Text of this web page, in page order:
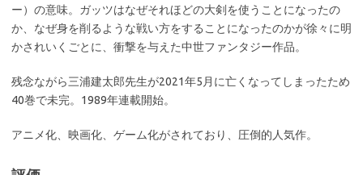
ー）の意味。ガッツはなぜそれほどの大剣を使うことになったの
か、なぜ身を削るような戦い方をすることになったのかが徐々に明
かされいくごとに、衝撃を与えた中世ファンタジー作品。
残念ながら三浦建太郎先生が2021年5月に亡くなってしまったため
40巻で未完。1989年連載開始。
アニメ化、映画化、ゲーム化がされており、圧倒的人気作。